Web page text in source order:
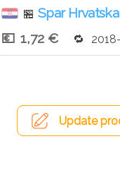
🏪 Spar Hrvatska
1,72 €
Update